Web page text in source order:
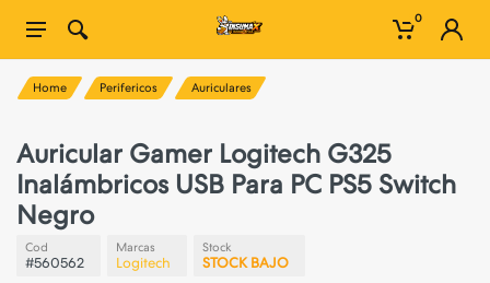
0
Home Perifericos Auriculares
Auricular Gamer Logitech G325
Inalámbricos USB Para PC PS5 Switch
Negro
Cod
#560562
Marcas
Logitech
Stock
STOCK BAJO